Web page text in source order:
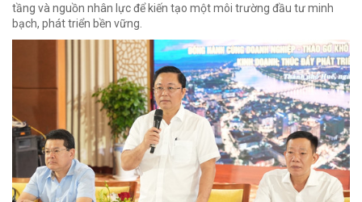
tầng và nguồn nhân lực để kiến tạo một môi trường đầu tư minh
bạch, phát triển bền vững.